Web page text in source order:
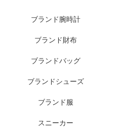
ブランド腕時計
ブランド財布
ブランドバッグ
ブランドシューズ
ブランド服
スニーカー